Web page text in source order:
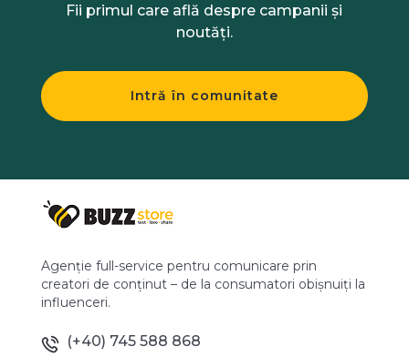
Fii primul care află despre campanii și
noutăți.
Intră în comunitate
Agenție full-service pentru comunicare prin
creatori de conținut – de la consumatori obișnuiți la
influenceri.
(+40) 745 588 868